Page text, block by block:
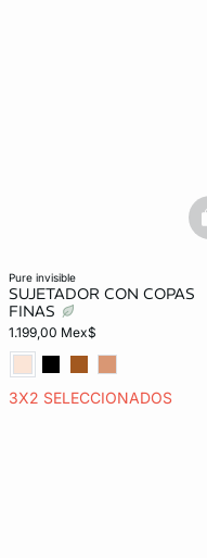
pure invisible
SUJETADOR CON COPAS
FINAS
1.199,00 Mex$
3X2 SELECCIONADOS